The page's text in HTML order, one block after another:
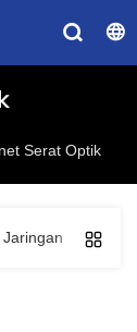
Serat Optik
Solusi